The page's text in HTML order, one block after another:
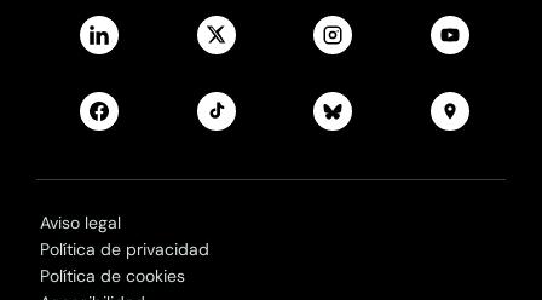
Aviso legal
Política de privacidad
Política de cookies